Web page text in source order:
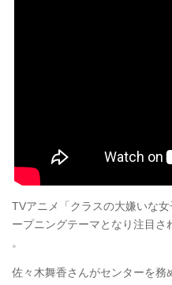
TVアニメ「クラスの大嫌いな
ープニングテーマとなり注目さ
。
佐々木舞香さんがセンターを